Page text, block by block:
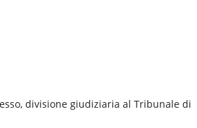
divisione giudiziaria al Tribunale di